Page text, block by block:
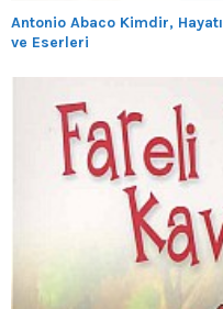
Antonio Abaco Kimdir, Hayatı
ve Eserleri